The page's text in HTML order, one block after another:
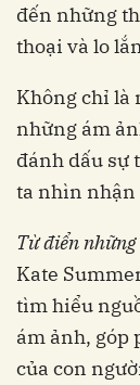
đến những
thoại và lo
Không chỉ là
những ám
đánh dấu sự
ta nhìn
Từ điển
Kate
tìm hiểu
ám ảnh, góp
của con